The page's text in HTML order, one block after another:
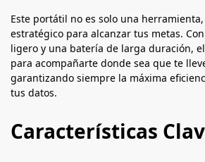
Este portátil no es solo una
estratégico para alcanzar tus metas.
ligero y una batería de larga duración,
para acompañarte donde sea que te
garantizando siempre la máxima
tus datos.
Características